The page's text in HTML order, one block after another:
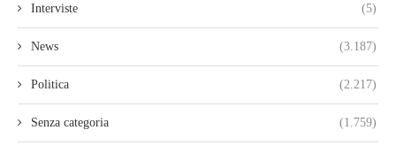
Interviste (5)
News (3.187)
Politica (2.217)
Senza categoria (1.759)